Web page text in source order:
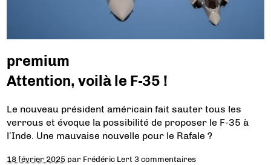
premium
Attention, voilà le F-35 !
Le nouveau président américain fait sauter tous les
verrous et évoque la possibilité de proposer le F-35 à
l’Inde. Une mauvaise nouvelle pour le Rafale ?
18 février 2025 par Frédéric Lert 3 commentaires